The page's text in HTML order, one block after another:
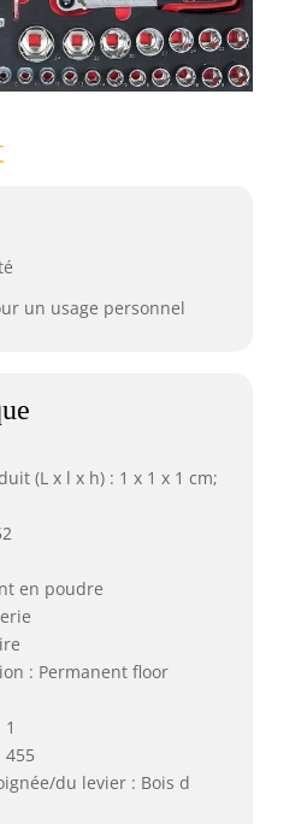
un usage personnel
(L x l x h) : 1 x 1 x 1 cm;
en poudre
: Permanent floor
du levier : Bois d